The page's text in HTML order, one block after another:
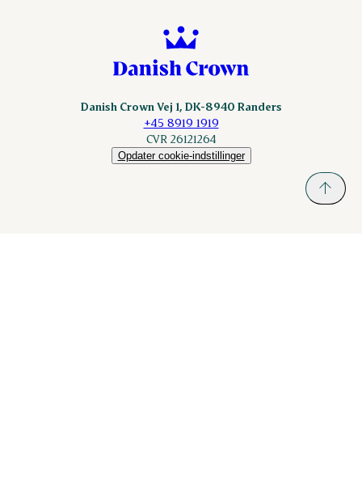
Danish Crown Vej 1, DK-8940 Randers
+45 8919 1919
CVR 26121264
Opdater cookie-indstillinger